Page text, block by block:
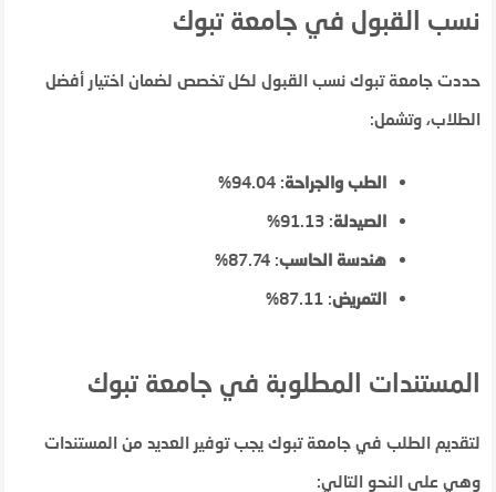
نسب القبول في جامعة تبوك
حددت جامعة تبوك نسب القبول لكل تخصص لضمان اختيار أفضل
الطلاب، وتشمل:
الطب والجراحة: 94.04%
الصيدلة: 91.13%
هندسة الحاسب: 87.74%
التمريض: 87.11%
المستندات المطلوبة في جامعة تبوك
لتقديم الطلب في جامعة تبوك يجب توفير العديد من المستندات
وهي على النحو التالي: